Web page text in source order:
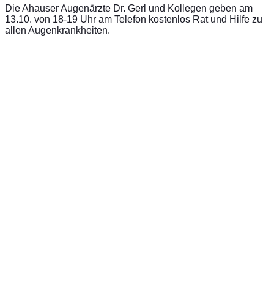
Die Ahauser Augenärzte Dr. Gerl und Kollegen geben am
13.10. von 18-19 Uhr am Telefon kostenlos Rat und Hilfe zu
allen Augenkrankheiten.